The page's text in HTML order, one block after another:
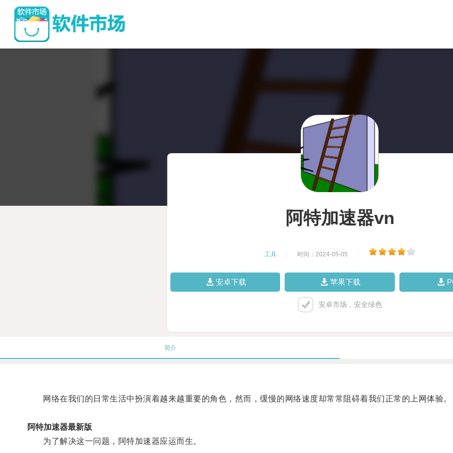
阿特加速器vn
工具 时间：2024-05-05
安卓下载 苹果下载
安卓市场，安全绿色
简介
网络在我们的日常生活中扮演着越来越重要的角色，然而，缓慢的网络速度却常常阻碍着我们正常的上网体验。
阿特加速器最新版
为了解决这一问题，阿特加速器应运而生。